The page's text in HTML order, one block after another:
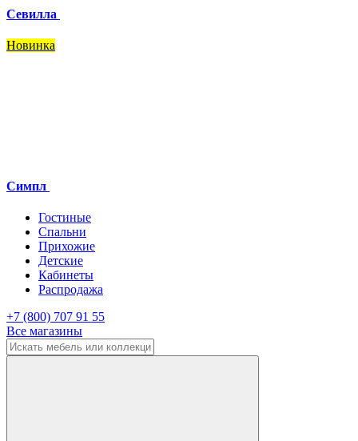
Севилла
Новинка
Симпл
Гостиные
Спальни
Прихожие
Детские
Кабинеты
Распродажа
+7 (800) 707 91 55
Все магазины